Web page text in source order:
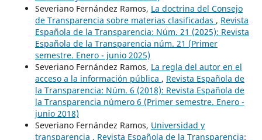
Severiano Fernández Ramos, La doctrina del Consejo
de Transparencia sobre materias clasificadas , Revista
Española de la Transparencia: Núm. 21 (2025): Revista
Española de la Transparencia núm. 21 (Primer
semestre. Enero - junio 2025)
Severiano Fernández Ramos, La regla del autor en el
acceso a la información pública , Revista Española de
la Transparencia: Núm. 6 (2018): Revista Española de
la Transparencia número 6 (Primer semestre. Enero -
junio 2018)
Severiano Fernández Ramos, Universidad y
transparencia , Revista Española de la Transparencia: